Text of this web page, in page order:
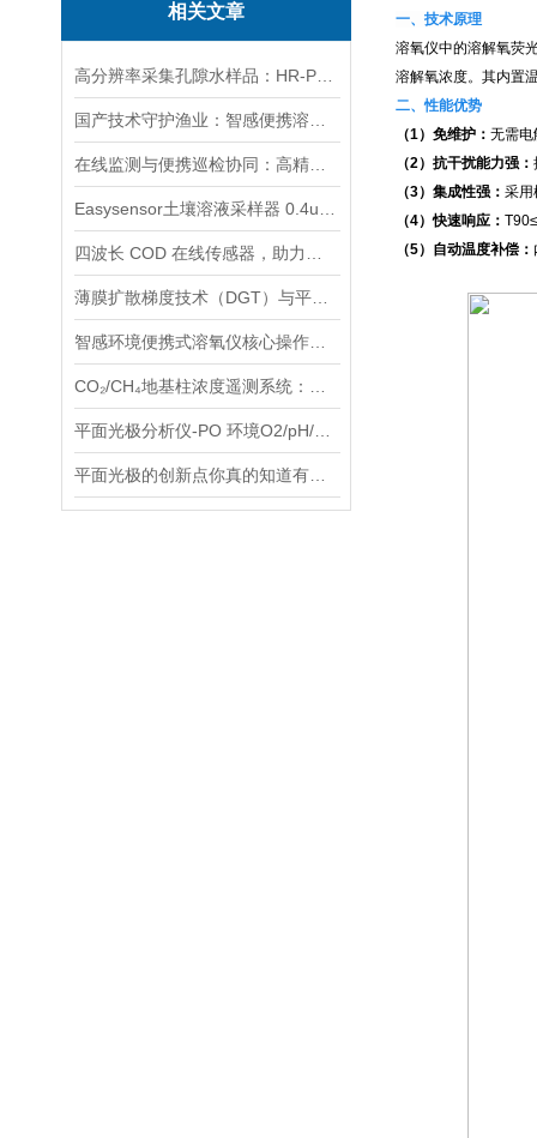
相关文章
一、技术原理
溶氧仪中的溶解氧荧
溶解氧浓度。其内置
二、性能优势
（1）免维护： 无需电
（2）抗干扰能力强：
（3）集成性强： 采用
（4）快速响应：
（5）自动温度补偿：